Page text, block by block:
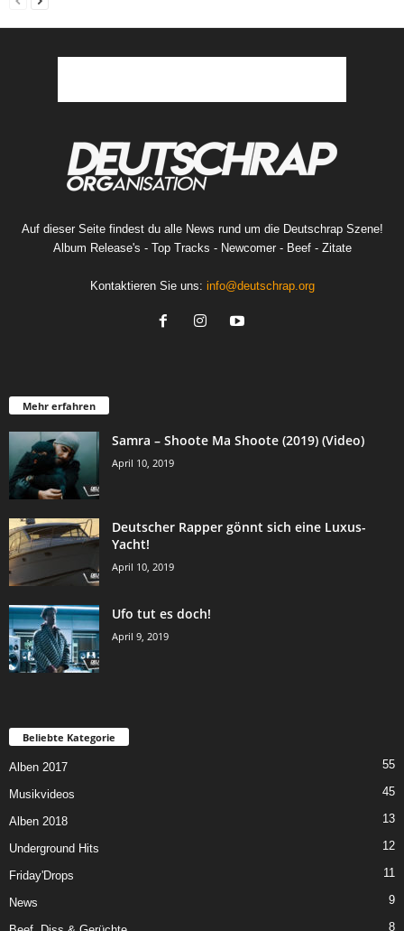
Auf dieser Seite findest du alle News rund um die Deutschrap Szene!
Album Release's - Top Tracks - Newcomer - Beef - Zitate
Kontaktieren Sie uns: info@deutschrap.org
Mehr erfahren
Samra – Shoote Ma Shoote (2019) (Video)
April 10, 2019
Deutscher Rapper gönnt sich eine Luxus-
Yacht!
April 10, 2019
Ufo tut es doch!
April 9, 2019
Beliebte Kategorie
Alben 2017 55
Musikvideos 45
Alben 2018 13
Underground Hits 12
Friday'Drops 11
News 9
8